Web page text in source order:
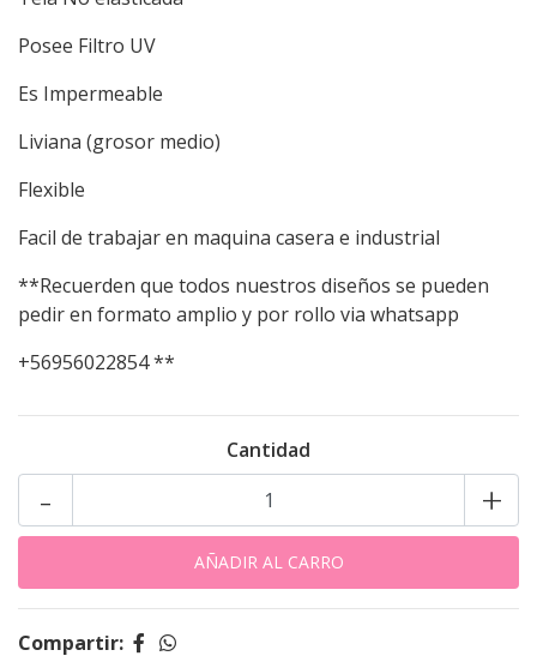
Posee Filtro UV
Es Impermeable
Liviana (grosor medio)
Flexible
Facil de trabajar en maquina casera e industrial
**Recuerden que todos nuestros diseños se pueden
pedir en formato amplio y por rollo via whatsapp
+56956022854 **
Cantidad
+
-
Compartir: